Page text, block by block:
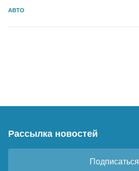
АВТО
Рассылка новостей
Подписаться